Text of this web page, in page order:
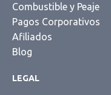
Combustible y Peaje
Pagos Corporativos
Afiliados
Blog
LEGAL